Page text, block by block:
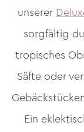
unserer
sorgfältig
tropisches
Säfte oder
Ein